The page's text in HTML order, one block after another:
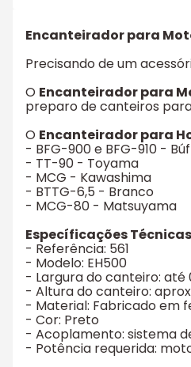
Encanteirador para
Precisando de um
O Encanteirador para
preparo de canteiros
O Encanteirador para
- BFG-900 e BFG-910 -
- TT-90 - Toyama
- MCG - Kawashima
- BTTG-6,5 - Branco
- MCG-80 - Matsuyama
Específicações
- Referência: 561
- Modelo: EH500
- Largura do canteiro: até
- Altura do canteiro:
- Material: Fabricado em
- Cor: Preto
- Acoplamento: sistema
- Potência requerida: